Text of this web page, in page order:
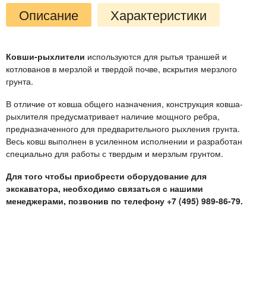
Описание Характеристики
Ковши-рыхлители используются для рытья траншей и
котлованов в мерзлой и твердой почве, вскрытия мерзлого
грунта.
В отличие от ковша общего назначения, конструкция ковша-
рыхлителя предусматривает наличие мощного ребра,
предназначенного для предварительного рыхления грунта.
Весь ковш выполнен в усиленном исполнении и разработан
специально для работы с твердым и мерзлым грунтом.
Для того чтобы приобрести оборудование для
экскаватора, необходимо связаться с нашими
менеджерами, позвонив по телефону +7 (495) 989-86-79.